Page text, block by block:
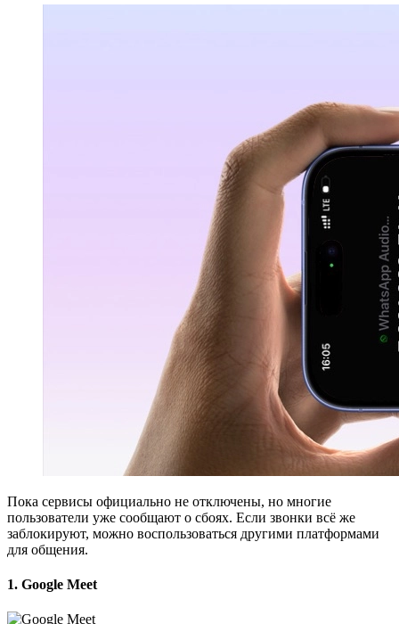
Пока сервисы официально не отключены, но многие
пользователи уже сообщают о сбоях. Если звонки всё же
заблокируют, можно воспользоваться другими платформами
для общения.
1. Google Meet